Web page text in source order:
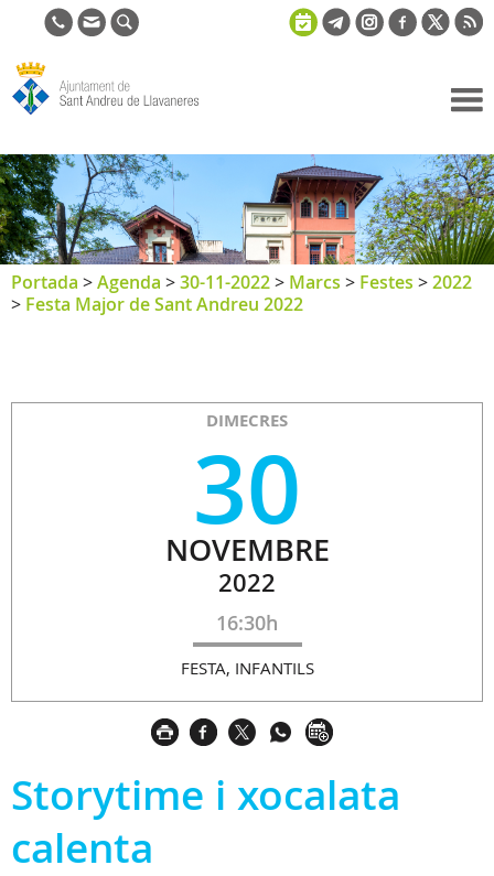
de Sant
Andreu de
Llavaneres
Portada >Agenda >30-11-2022> Marcs > Festes >2022
> Festa Major de Sant Andreu 2022
DIMECRES
30
NOVEMBRE
2022
16:30h
FESTA, INFANTILS
Storytime i xocalata
calenta